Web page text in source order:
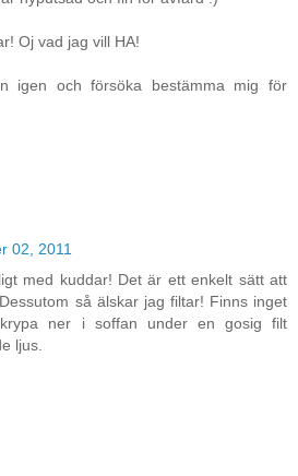
Oj vad jag vill HA!
igen och försöka bestämma mig för
02, 2011
med kuddar! Det är ett enkelt sätt att
så älskar jag filtar! Finns inget
ner i soffan under en gosig filt
ljus.